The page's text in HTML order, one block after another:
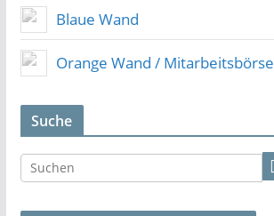
Blaue Wand
Orange Wand / Mitarbeitsbörse
Suche